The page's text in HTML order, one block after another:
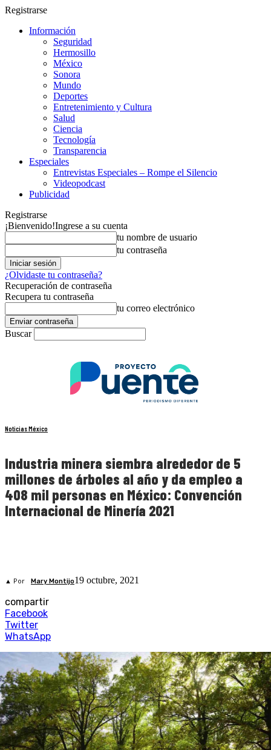
Registrarse
Información
Seguridad
Hermosillo
México
Sonora
Mundo
Deportes
Entretenimiento y Cultura
Salud
Ciencia
Tecnología
Transparencia
Especiales
Entrevistas Especiales – Rompe el Silencio
Videopodcast
Publicidad
Registrarse
¡Bienvenido!Ingrese a su cuenta
tu nombre de usuario
tu contraseña
¿Olvidaste tu contraseña?
Recuperación de contraseña
Recupera tu contraseña
tu correo electrónico
Buscar
Noticias México
Industria minera siembra alrededor de 5
millones de árboles al año y da empleo a
408 mil personas en México: Convención
Internacional de Minería 2021
▲ Por Mary Montijo19 octubre, 2021
compartir
Facebook
Twitter
WhatsApp